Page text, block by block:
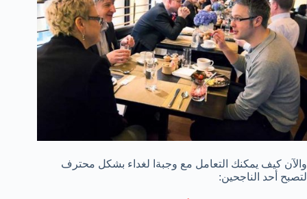
والآن كيف يمكنك التعامل مع وجبةا لغداء بشكل محترف
لتصبح أحد الناجحين: